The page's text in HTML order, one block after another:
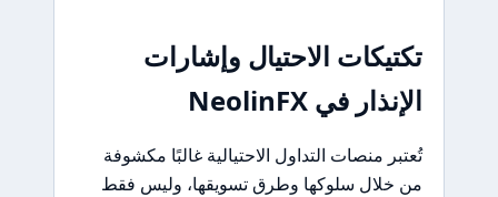
تكتيكات الاحتيال وإشارات
الإنذار في NeolinFX
تُعتبر منصات التداول الاحتيالية غالبًا مكشوفة
من خلال سلوكها وطرق تسويقها، وليس فقط